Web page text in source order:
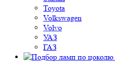
Toyota
Volkswagen
Volvo
УАЗ
ГАЗ